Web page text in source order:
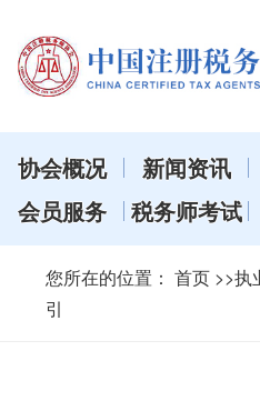
协会概况 新闻资讯
会员服务
税务师考试
您所在的位置： 首页 >>执
引